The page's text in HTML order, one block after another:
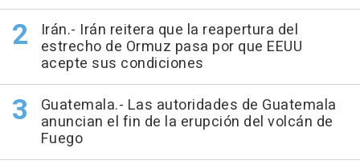
Irán.- Irán reitera que la reapertura del
estrecho de Ormuz pasa por que EEUU
acepte sus condiciones
Guatemala.- Las autoridades de Guatemala
anuncian el fin de la erupción del volcán de
Fuego